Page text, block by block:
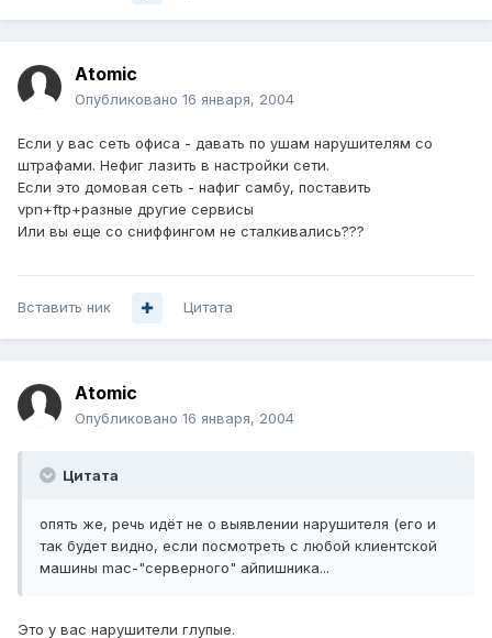
Atomic
Опубликовано 16 января, 2004
Если у вас сеть офиса - давать по ушам нарушителям со
штрафами. Нефиг лазить в настройки сети.
Если это домовая сеть - нафиг самбу, поставить
vpn+ftp+разные другие сервисы
Или вы еще со сниффингом не сталкивались???
Вставить ник Цитата
Atomic
Опубликовано 16 января, 2004
Цитата
опять же, речь идёт не о выявлении нарушителя (его и
так будет видно, если посмотреть с любой клиентской
машины mac-"серверного" айпишника...
Это у вас нарушители глупые.